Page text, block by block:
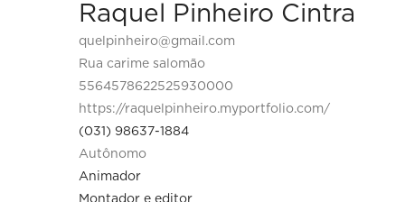
de
navegação
Raquel Pinheiro Cintra
quelpinheiro@gmail.com
Rua carime salomão
5564578622525930000
https://raquelpinheiro.myportfolio.com/
(031) 98637-1884
Autônomo
Animador
Montador e editor